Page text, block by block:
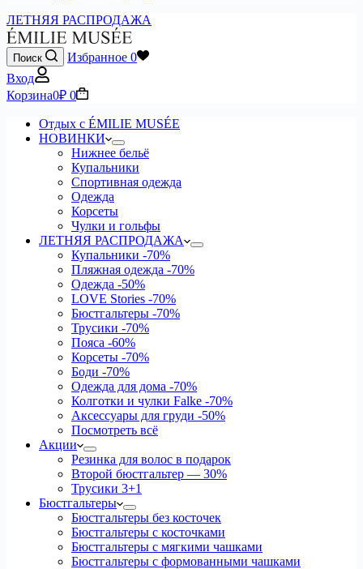
ЛЕТНЯЯ РАСПРОДАЖА
Поиск Избранное 0
Вход
Корзина0₽ 0
Отдых с ÉMILIE MUSÉE
НОВИНКИ
Нижнее бельё
Купальники
Спортивная одежда
Одежда
Корсеты
Чулки и гольфы
ЛЕТНЯЯ РАСПРОДАЖА
Купальники -70%
Пляжная одежда -70%
Одежда -50%
LOVE Stories -70%
Бюстгальтеры -70%
Трусики -70%
Пояса -60%
Корсеты -70%
Боди -70%
Одежда для дома -70%
Колготки и чулки Falke -70%
Аксессуары для груди -50%
Посмотреть всё
Акции
Резинка для волос в подарок
Второй бюстгальтер — 30%
Трусики 3+1
Бюстгальтеры
Бюстгальтеры без косточек
Бюстгальтеры с косточками
Бюстгальтеры с мягкими чашками
Бюстгальтеры с формованными чашками